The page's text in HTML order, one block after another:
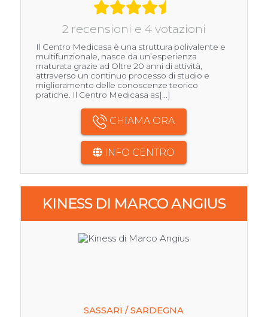
2 recensioni e 4 votazioni
Il Centro Medicasa è una struttura polivalente e
multifunzionale, nasce da un’esperienza
maturata grazie ad Oltre 20 anni di attività,
attraverso un continuo processo di studio e
miglioramento delle conoscenze teorico
pratiche. Il Centro Medicasa as[...]
CHIAMA ORA
INFO CENTRO
KINESS DI MARCO ANGIUS
SASSARI / SARDEGNA